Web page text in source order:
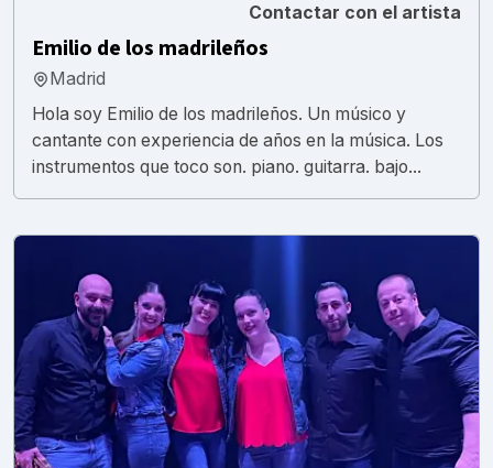
Contactar con el artista
Emilio de los madrileños
Madrid
Hola soy Emilio de los madrileños. Un músico y
cantante con experiencia de años en la música. Los
instrumentos que toco son. piano. guitarra. bajo...